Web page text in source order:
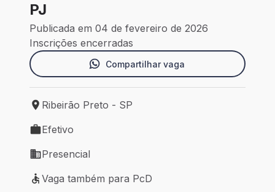
PJ
Publicada em 04 de fevereiro de 2026
Inscrições encerradas
Compartilhar vaga
Local de trabalho: Ribeirão Preto - SP
Ribeirão Preto - SP
Tipo de vaga: Efetivo
Efetivo
Modelo de trabalho: Presencial
Presencial
Vaga também para PcD
Vaga também para PcD